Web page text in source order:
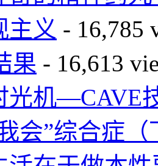
主义 - 16,785
果 - 16,613
光机—CAVE
会”综合症（